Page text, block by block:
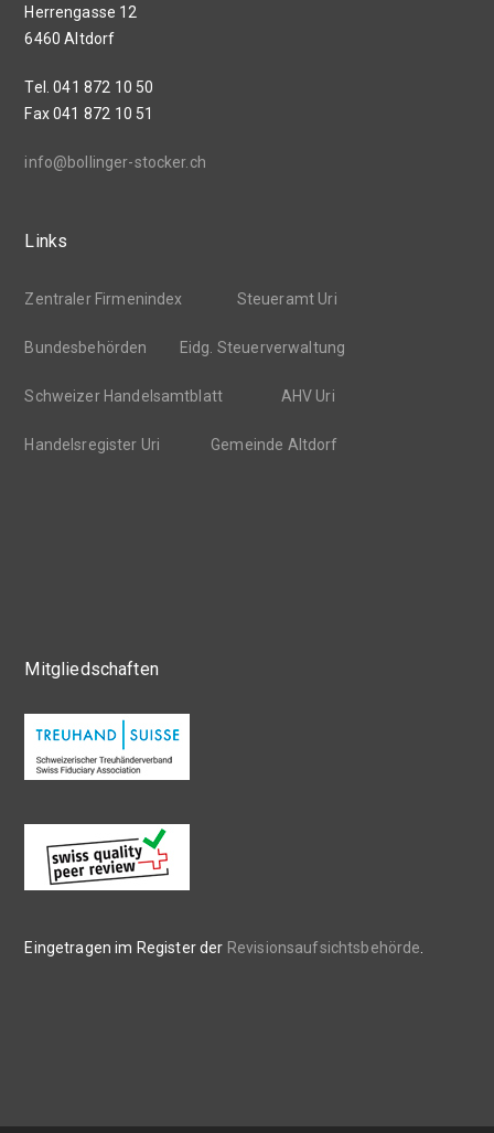
Herrengasse 12
6460 Altdorf
Tel. 041 872 10 50
Fax 041 872 10 51
info@bollinger-stocker.ch
Links
Zentraler Firmenindex Steueramt Uri
Bundesbehörden Eidg. Steuerverwaltung
Schweizer Handelsamtblatt AHV Uri
Handelsregister Uri Gemeinde Altdorf
Mitgliedschaften
Eingetragen im Register der Revisionsaufsichtsbehörde